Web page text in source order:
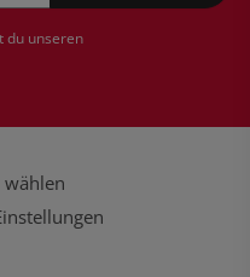
du unseren